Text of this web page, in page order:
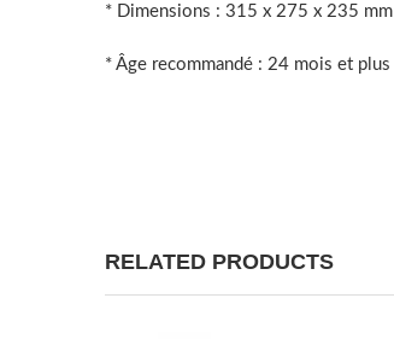
* Dimensions : 315 x 275 x 235 mm
* Âge recommandé : 24 mois et plus
RELATED PRODUCTS